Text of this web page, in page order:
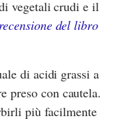
vegetali crudi e il
recensione del libro
di acidi grassi a
preso con cautela.
più facilmente